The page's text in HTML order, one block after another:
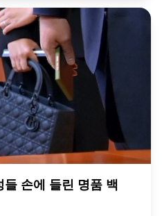
손에 들린 명품 백